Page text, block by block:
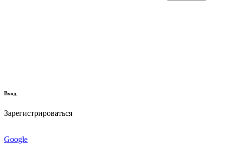
Вход
Зарегистрироваться
Google